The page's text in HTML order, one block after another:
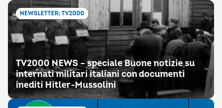
NEWSLETTER; TV2000
TV2000 NEWS – speciale Buone notizie su
internati militari italiani con documenti
inediti Hitler-Mussolini